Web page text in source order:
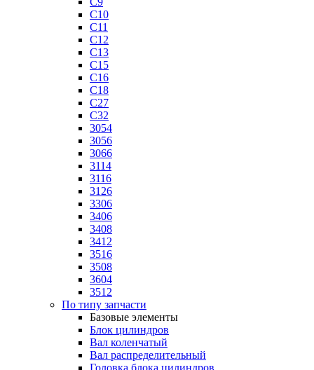
C10
C11
C12
C13
C15
C16
C18
C27
C32
3054
3056
3066
3114
3116
3126
3306
3406
3408
3412
3516
3508
3604
3512
По типу запчасти
Базовые элементы
Блок цилиндров
Вал коленчатый
Вал распределительный
Головка блока цилиндров